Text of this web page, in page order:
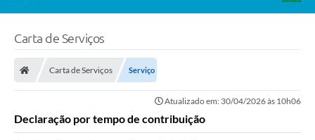
Carta de Serviços
Carta de Serviços Serviço
Atualizado em: 30/04/2026 às 10h06
Declaração por tempo de contribuição